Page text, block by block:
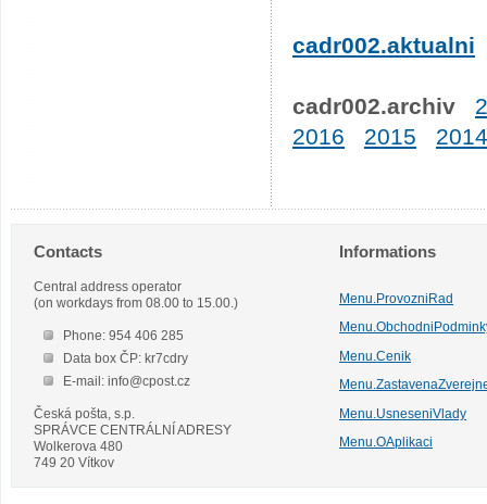
cadr002.aktualni
cadr002.archiv
2016
2015 2014
Contacts
Central address operator
(on workdays from 08.00 to 15.00.)
Phone: 954 406 285
Data box ČP: kr7cdry
E-mail: info@cpost.cz
Česká pošta, s.p.
SPRÁVCE CENTRÁLNÍ ADRESY
Wolkerova 480
749 20 Vítkov
Informations
Menu.ProvozniRad
Menu.Cenik
Menu.UsneseniVlady
Menu.OAplikaci